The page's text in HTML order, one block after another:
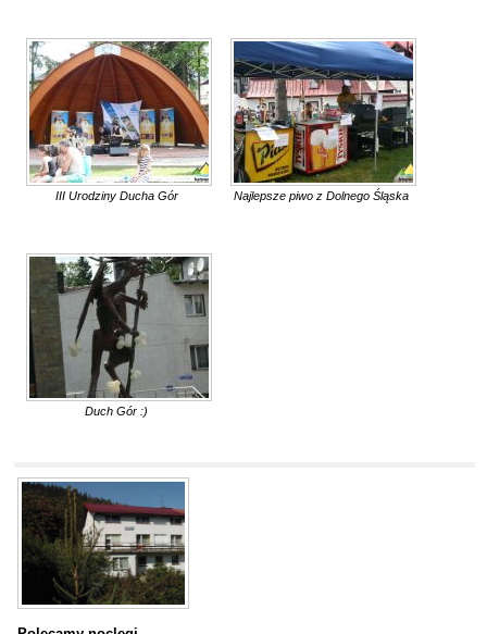
III Urodziny Ducha Gór Najlepsze piwo z Dolnego Śląska
Duch Gór :)